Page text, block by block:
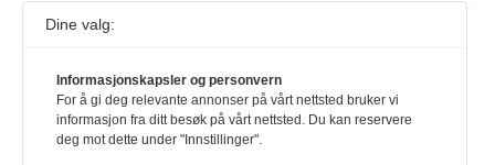
117,8 millioner er på flukt, en nedgang fra forrige
1. august 2026
Ville ha tilsvart verdens trettende største land i folketall. For å lese
denne må du ha abonnement Logg inn her Ny abonnent? Velg
Dine valg:
Informasjonskapsler og personvern
For å gi deg relevante annonser på vårt nettsted bruker vi
informasjon fra ditt besøk på vårt nettsted. Du kan reservere
deg mot dette under "Innstillinger".